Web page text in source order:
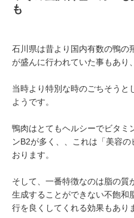
も
石川県は昔より国内有数の鴨の
が盛んに行われていた事もあり、
当時より特別な時のごちそうと
ようです。
鴨肉はとてもヘルシーでビタミ
ンB2が多く、、これは「美容
おります。
そして、一番特徴なのは脂の質
生成することができない不飽和
行を良くしてくれる効果もあり